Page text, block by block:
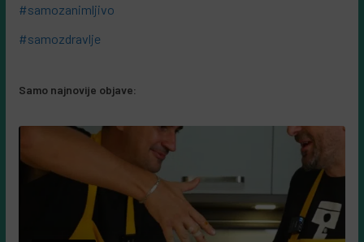
#samozanimljivo
#samozdravlje
Samo najnovije objave: